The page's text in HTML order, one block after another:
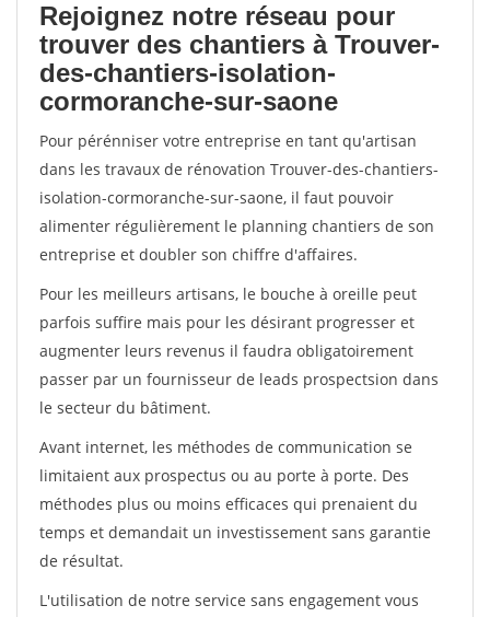
Rejoignez notre réseau pour
trouver des chantiers à Trouver-
des-chantiers-isolation-
cormoranche-sur-saone
Pour pérénniser votre entreprise en tant qu'artisan
dans les travaux de rénovation Trouver-des-chantiers-
isolation-cormoranche-sur-saone, il faut pouvoir
alimenter régulièrement le planning chantiers de son
entreprise et doubler son chiffre d'affaires.
Pour les meilleurs artisans, le bouche à oreille peut
parfois suffire mais pour les désirant progresser et
augmenter leurs revenus il faudra obligatoirement
passer par un fournisseur de leads prospectsion dans
le secteur du bâtiment.
Avant internet, les méthodes de communication se
limitaient aux prospectus ou au porte à porte. Des
méthodes plus ou moins efficaces qui prenaient du
temps et demandait un investissement sans garantie
de résultat.
L'utilisation de notre service sans engagement vous